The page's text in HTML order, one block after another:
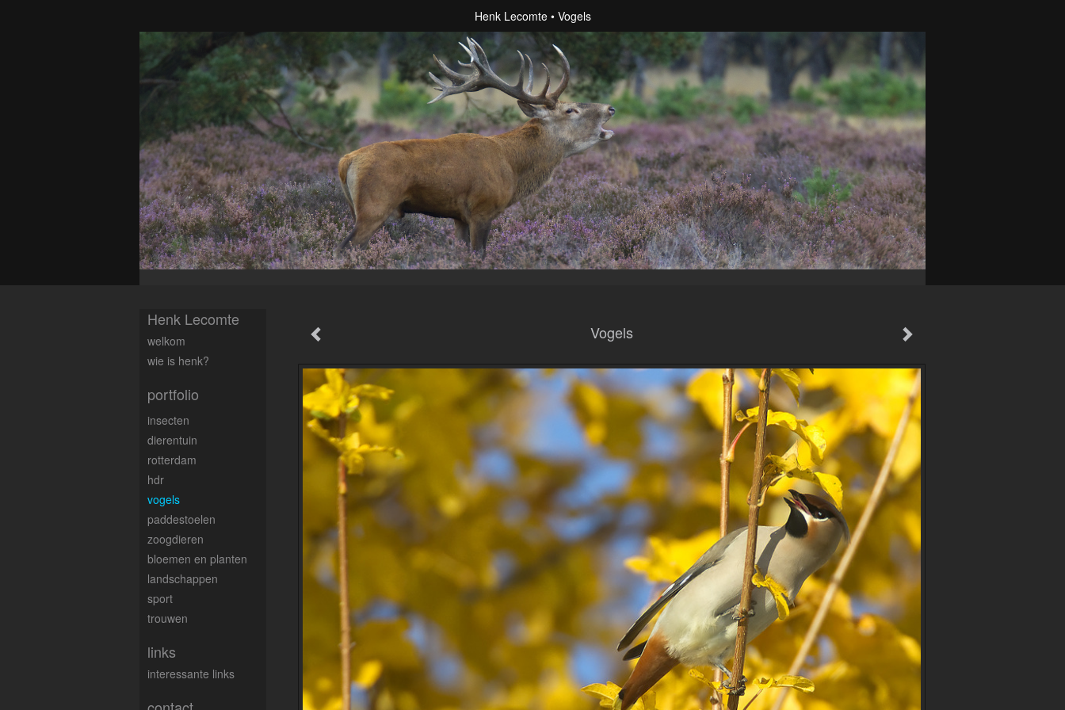
Henk Lecomte Vogels
Vogels
Henk Lecomte
welkom
wie is henk?
portfolio
insecten
dierentuin
rotterdam
hdr
vogels
paddestoelen
zoogdieren
bloemen en planten
landschappen
sport
trouwen
links
interessante links